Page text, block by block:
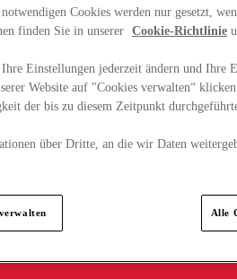
Cookies werden nur gesetzt,
finden Sie in unserer
Cookie-Richtlinie
Ihre Einstellungen jederzeit ändern und
Website auf "Cookies verwalten“
der bis zu diesem Zeitpunkt
über Dritte, an die wir Daten
Alle